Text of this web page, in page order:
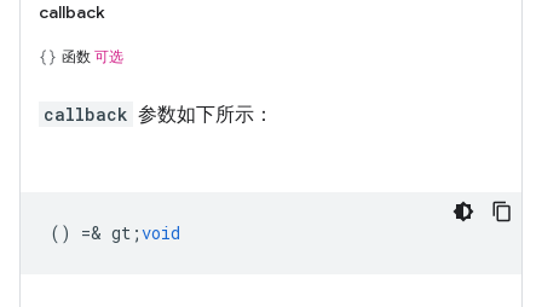
callback
函数 可选
callback 参数如下所示：
() =& gt;void